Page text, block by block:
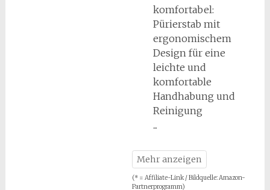
komfortabel:
Pürierstab mit
ergonomischem
Design für eine
leichte und
komfortable
Handhabung und
Reinigung
(* = Affiliate-Link / Bildquelle: Amazon-
Partnerprogramm)